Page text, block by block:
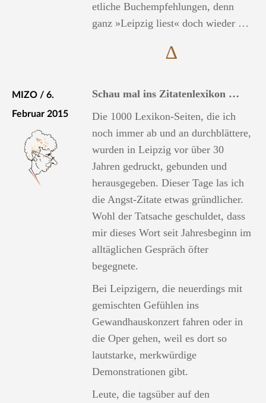
etliche Buchempfehlungen, denn
ganz »Leipzig liest« doch wieder …
∆
MIZO / 6.
Februar 2015
Schau mal ins Zitatenlexikon …
Die 1000 Lexikon-Seiten, die ich
noch immer ab und an durchblättere,
wurden in Leipzig vor über 30
Jahren gedruckt, gebunden und
herausgegeben. Dieser Tage las ich
die Angst-Zitate etwas gründlicher.
Wohl der Tatsache geschuldet, dass
mir dieses Wort seit Jahresbeginn im
alltäglichen Gespräch öfter
begegnete.
Bei Leipzigern, die neuerdings mit
gemischten Gefühlen ins
Gewandhauskonzert fahren oder in
die Oper gehen, weil es dort so
lautstarke, merkwürdige
Demonstrationen gibt.
Leute, die tagsüber auf den